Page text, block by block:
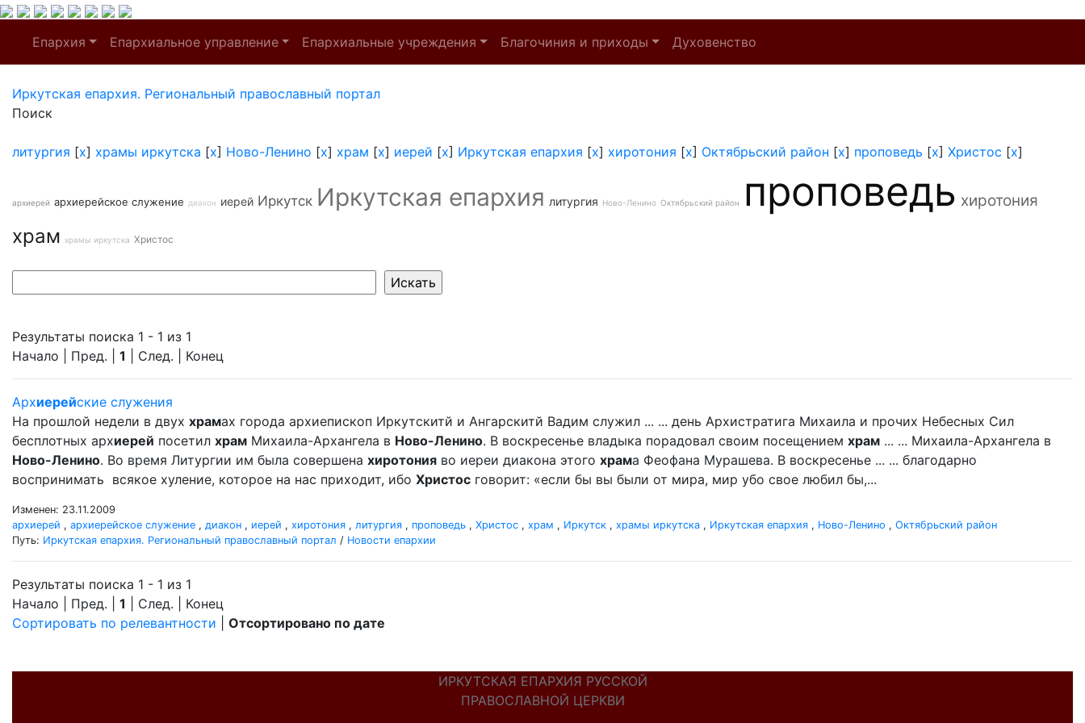
Епархия Епархиальное управление Епархиальные учреждения Благочиния и приходы Духовенство
Иркутская епархия. Региональный православный портал
Поиск
литургия [x] храмы иркутска [x] Ново-Ленино [x] храм [x] иерей [x] Иркутская епархия [x] хиротония [x] Октябрьский район [x] проповедь [x] Христос [x]
архиерей архиерейское служение диакон иерей Иркутск Иркутская епархия литургия Ново-Ленино Октябрьский район проповедь хиротония
храм храмы иркутска Христос
Результаты поиска 1 - 1 из 1
Начало | Пред. | 1 | След. | Конец
Архиерейские служения
На прошлой недели в двух храмах города архиепископ Иркутскитй и Ангарскитй Вадим служил ... ... день Архистратига Михаила и прочих Небесных Сил
бесплотных архиерей посетил храм Михаила-Архангела в Ново-Ленино. В воскресенье владыка порадовал своим посещением храм ... ... Михаила-Архангела в
Ново-Ленино. Во время Литургии им была совершена хиротония во иереи диакона этого храма Феофана Мурашева. В воскресенье ... ... благодарно
воспринимать всякое хуление, которое на нас приходит, ибо Христос говорит: «если бы вы были от мира, мир убо свое любил бы,...
Изменен: 23.11.2009
архиерей , архиерейское служение , диакон , иерей , хиротония , литургия , проповедь , Христос , храм , Иркутск , храмы иркутска , Иркутская епархия , Ново-Ленино , Октябрьский район
Путь: Иркутская епархия. Региональный православный портал / Новости епархии
Результаты поиска 1 - 1 из 1
Начало | Пред. | 1 | След. | Конец
Сортировать по релевантности
Отсортировано по дате
ИРКУТСКАЯ ЕПАРХИЯ РУССКОЙ
ПРАВОСЛАВНОЙ ЦЕРКВИ